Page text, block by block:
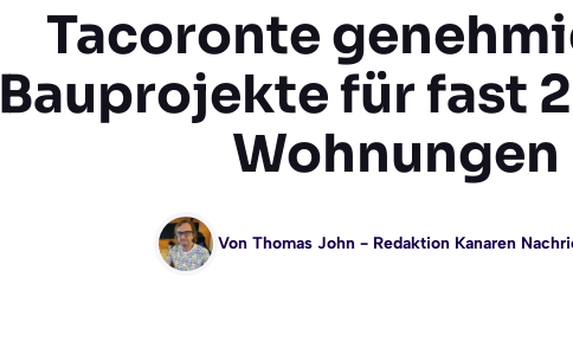
Tacoronte
Bauprojekte für fast
Wohnungen
Von Thomas John- Redaktion Kanaren